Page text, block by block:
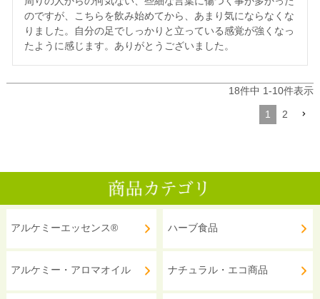
のですが、こちらを飲み始めてから、あまり気にならなくな
りました。自分の足でしっかりと立っている感覚が強くなっ
たように感じます。ありがとうございました。
18件中 1-10件表示
1 2
アルケミーエッセンス®
アルケミー・アロマオイル
ハーブ食品
ナチュラル・エコ商品